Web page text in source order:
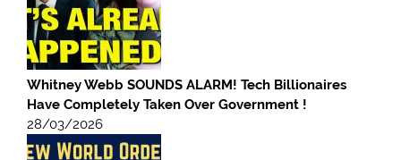
Whitney Webb SOUNDS ALARM! Tech Billionaires
Have Completely Taken Over Government !
28/03/2026